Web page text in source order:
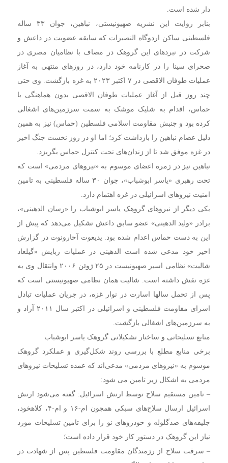
دار شده است.
بنابر روایت این نشریه صهیونیستی، نباهین، جوان ۳۳ ساله
فلسطینی ساکن اردوگاه النصیرات که سابقه عضویت در داعش و
شرکت در نبردهای این گروهک در مصاف با نظامیان مصری در
صحرای سینا را در کارنامه خود دارد، در روزهای منتهی به آغاز
عملیات طوفان الاقصی در ۷ اکتبر ۲۰۲۳ به غزه بازگشت. وی حتی
چند روز قبل از آغاز عملیات طوفان الاقصی بدون هماهنگی با
حماس، اقدام به شلیک موشک به سمت سرزمین‌های اشغالی
کرده بود و جنبش مقاومت اسلامی فلسطین (حماس) نیز به همین
دلیل عصام نباهین را بازداشت کرد؛ اما او در روز نخست جنگ اخیر
در غزه موفق شد تا از زندان‌های تحت کنترل حماس بگریزد.
نباهین نیز در زمره اعضای موسوم به «نیروهای مردمی» است که
تحت رهبری «یاسر ابوشباب»، جوان ۳۰ ساله فلسطینی به تامین
امنیت نیروهای اسرائیلی در غزه اهتمام دارد.
یکی دیگر از نیروهای گروهک یاسر ابوشباب را «رسان الدهینی»،
برادر «ولید الدهینی» عضو سابق داعش تشکیل می‌دهد که پیش از
این به دست حماس اعدام شده بود. یدیعوت آحارونوت در گزارش
اخیر خود مدعی شده است الدهینی در عملیات ربایش «گیلعاد
شالیت» نظامی اسیر صهیونیست در ۲۵ ژوئن ۲۰۰۶ وانتقال وی به
غزه نقش داشته است. شالیت همان نظامی صهیونیستی است که
پس از تحمل سالها اسارت در نوار غزه، در جریان عملیات تبادل
اسرای مقاومت فلسطینی و اسرائیلی در اکتبر سال ۲۰۱۱ آزاد و
به سرزمین‌های اشغالی بازگشت.
منابع تسلیحاتی و ساختار تشکیلاتی گروهک یاسر ابوشباب
برخی منابع مطلع با بررسی روند شکل‌گیری و عملکرد گروهک
موسوم به «نیروهای مردمی» مدعی‌اند که عمده تسلیحات نیروهای
مردمی به اشکال زیر تامین می شود:
– تامین مستقیم سلاح توسط ارتش اسرائیل: گفته می‌شود ارتش
اسرائیل ارسال سلاح‌های سبکی همچون ام-۱۶ و ام-۴، کلاهخود،
جلیقه‌های ضدگلوله و خودروهای نو را برای تامین تسلیحات مورد
نیاز این گروهک در دستور کار خود قرار داده است؛
– سرقت سلاح از رزمندگان مقاومت فلسطین پس از شهادت در